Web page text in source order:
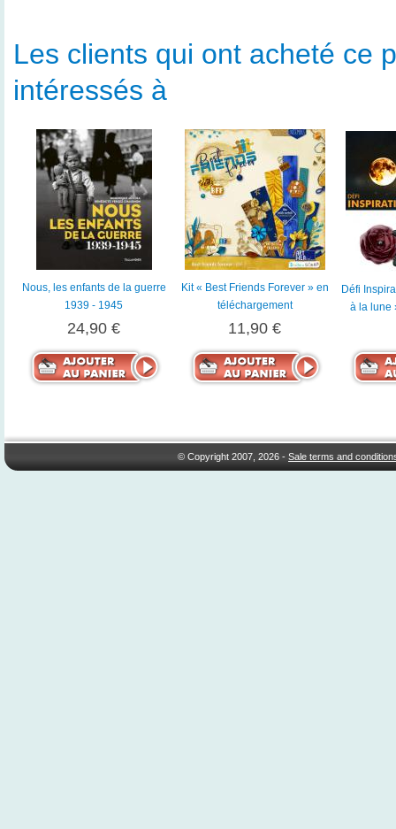
Les clients qui ont acheté ce
intéressés à
Nous, les enfants de la guerre
1939 - 1945
24,90 €
Kit « Best Friends Forever » en
téléchargement
11,90 €
Défi
à la lune
© Copyright 2007, 2026 -Sale terms and